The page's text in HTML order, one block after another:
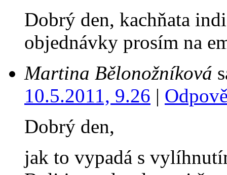
Dobrý den, kachňata
objednávky prosím na
Martina Bělonožníková
10.5.2011, 9.26 |
Dobrý den,
jak to vypadá s